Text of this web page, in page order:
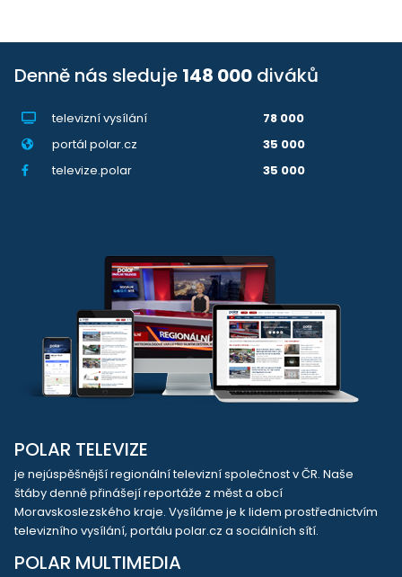
Denně nás sleduje 148 000 diváků
televizní vysílání
78 000
portál polar.cz
35 000
televize.polar
35 000
POLAR TELEVIZE
je nejúspěšnější regionální televizní společnost v ČR. Naše
štáby denně přinášejí reportáže z měst a obcí
Moravskoslezského kraje. Vysíláme je k lidem prostřednictvím
televizního vysílání, portálu polar.cz a sociálních sítí.
POLAR MULTIMEDIA